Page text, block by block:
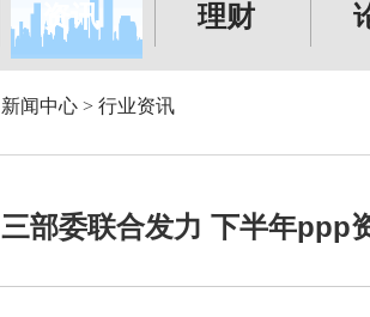
资讯
理财
新闻中心 > 行业资讯
三部委联合发力 下半年ppp